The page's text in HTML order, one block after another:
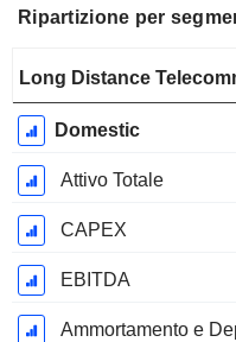
Ripartizione per
Fiscale:
Dicembre
Long Distance
Domestic
Attivo Totale
CAPEX
EBITDA
Ammortamento e